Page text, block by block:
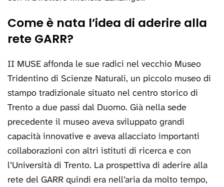
Come è nata l’idea di aderire alla
rete GARR?
II MUSE affonda le sue radici nel vecchio Museo
Tridentino di Scienze Naturali, un piccolo museo di
stampo tradizionale situato nel centro storico di
Trento a due passi dal Duomo. Già nella sede
precedente il museo aveva sviluppato grandi
capacità innovative e aveva allacciato importanti
collaborazioni con altri istituti di ricerca e con
l’Università di Trento. La prospettiva di aderire alla
rete del GARR quindi era nell’aria da molto tempo,